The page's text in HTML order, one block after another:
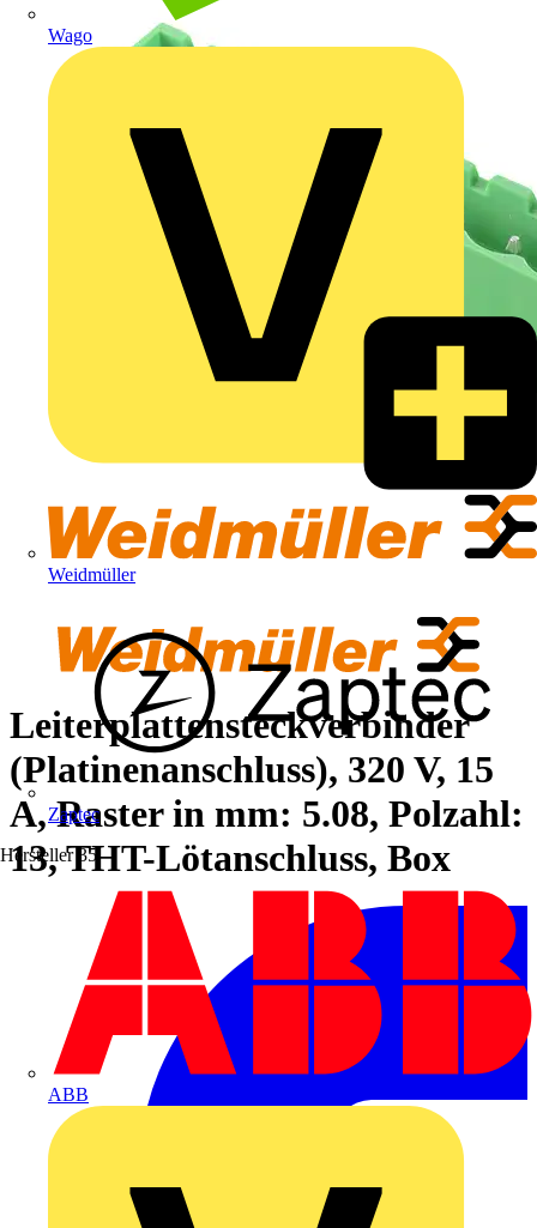
Wago
Weidmüller
Zaptec
Hersteller 35
ABB
Leiterplattensteckverbinder
(Platinenanschluss), 320 V, 15
A, Raster in mm: 5.08, Polzahl:
13, THT-Lötanschluss, Box